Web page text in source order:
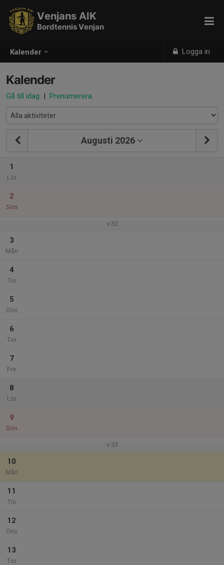
Kalender Logga in
Venjans AIK
Bordtennis Venjan
Kalender
Gå till idag | Prenumerera
Augusti 2026
1
Lör
2
Sön
v.32
3
Mån
4
Tis
5
Ons
6
Tor
7
Fre
8
Lör
9
Sön
v.33
10
Mån
11
Tis
12
Ons
13
Tor